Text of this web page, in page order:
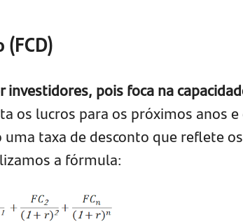
pois foca na
os lucros para os próximos anos e
taxa de desconto que reflete os
a fórmula: